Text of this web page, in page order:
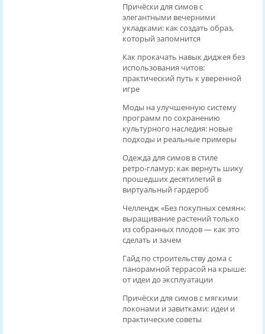
Причёски для симов с
элегантными вечерними
укладками: как создать образ,
который запомнится
Как прокачать навык диджея без
использования читов:
практический путь к уверенной
игре
Моды на улучшенную систему
программ по сохранению
культурного наследия: новые
подходы и реальные примеры
Одежда для симов в стиле
ретро‑гламур: как вернуть шику
прошедших десятилетий в
виртуальный гардероб
Челлендж «Без покупных семян»:
выращивание растений только
из собранных плодов — как это
сделать и зачем
Гайд по строительству дома с
панорамной террасой на крыше:
от идеи до эксплуатации
Причёски для симов с мягкими
локонами и завитками: идеи и
практические советы